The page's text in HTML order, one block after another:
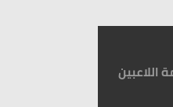
اللاعبين